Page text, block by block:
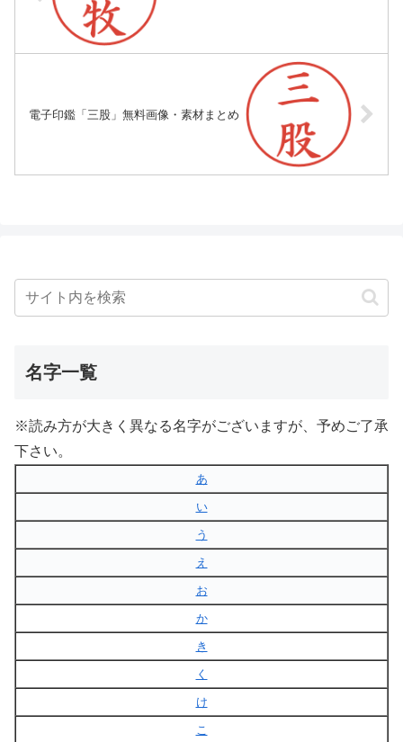
電子印鑑「三股」無料画像・素材まとめ
名字一覧
※読み方が大きく異なる名字がございますが、予めご了承
下さい。
あ
い
う
え
お
か
き
く
け
こ